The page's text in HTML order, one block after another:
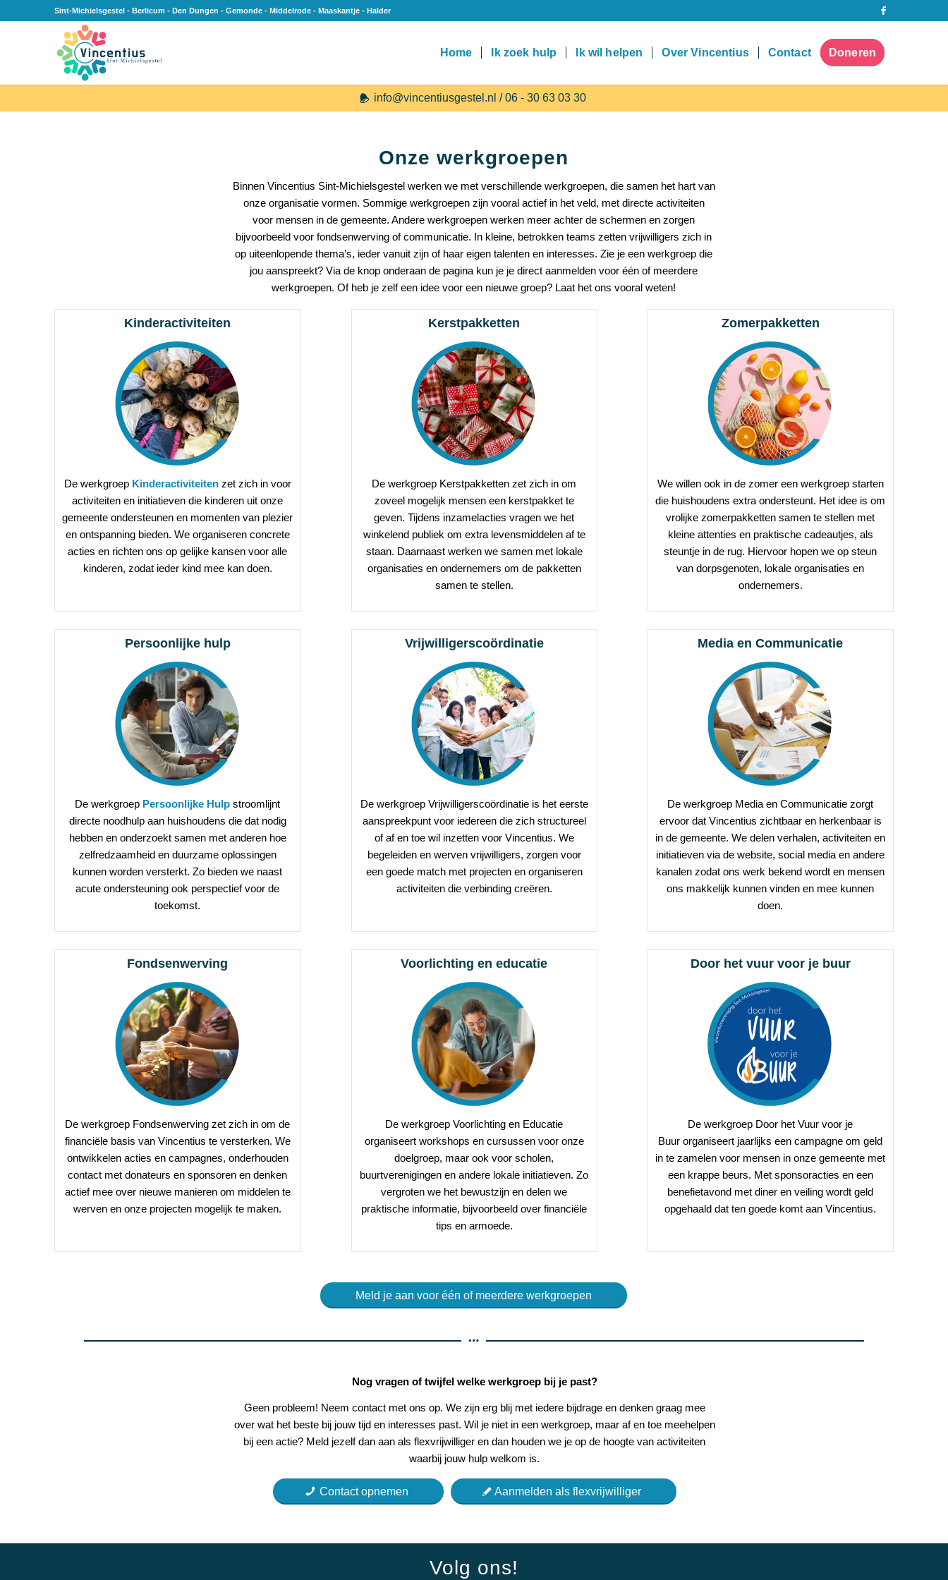
Sint-Michielsgestel - Berlicum - Den Dungen - Gemonde - Middelrode - Maaskantje - Halder
Home Ik zoek hulp Ik wil helpen Over Vincentius Contact Doneren
info@vincentiusgestel.nl / 06 - 30 63 03 30
Onze werkgroepen
Binnen Vincentius Sint-Michielsgestel werken we met verschillende werkgroepen, die samen het hart van
onze organisatie vormen. Sommige werkgroepen zijn vooral actief in het veld, met directe activiteiten
voor mensen in de gemeente. Andere werkgroepen werken meer achter de schermen en zorgen
bijvoorbeeld voor fondsenwerving of communicatie. In kleine, betrokken teams zetten vrijwilligers zich in
op uiteenlopende thema’s, ieder vanuit zijn of haar eigen talenten en interesses. Zie je een werkgroep die
jou aanspreekt? Via de knop onderaan de pagina kun je je direct aanmelden voor één of meerdere
werkgroepen. Of heb je zelf een idee voor een nieuwe groep? Laat het ons vooral weten!
Kinderactiviteiten
De werkgroep Kinderactiviteitenzet zich in voor
activiteiten en initiatieven die kinderen uit onze
gemeente ondersteunen en momenten van plezier
en ontspanning bieden. We organiseren concrete
acties en richten ons op gelijke kansen voor alle
kinderen, zodat ieder kind mee kan doen.
Kerstpakketten
De werkgroep Kerstpakketten zet zich in om
zoveel mogelijk mensen een kerstpakket te
geven. Tijdens inzamelacties vragen we het
winkelend publiek om extra levensmiddelen af te
staan. Daarnaast werken we samen met lokale
organisaties en ondernemers om de pakketten
samen te stellen.
Zomerpakketten
We willen ook in de zomer een werkgroep starten
die huishoudens extra ondersteunt. Het idee is om
vrolijke zomerpakketten samen te stellen met
kleine attenties en praktische cadeautjes, als
steuntje in de rug. Hiervoor hopen we op steun
van dorpsgenoten, lokale organisaties en
ondernemers.
Persoonlijke hulp
De werkgroep Persoonlijke Hulp stroomlijnt
directe noodhulp aan huishoudens die dat nodig
hebben en onderzoekt samen met anderen hoe
zelfredzaamheid en duurzame oplossingen
kunnen worden versterkt. Zo bieden we naast
acute ondersteuning ook perspectief voor de
toekomst.
Vrijwilligerscoördinatie
De werkgroep Vrijwilligerscoördinatie is het eerste
aanspreekpunt voor iedereen die zich structureel
of af en toe wil inzetten voor Vincentius. We
begeleiden en werven vrijwilligers, zorgen voor
een goede match met projecten en organiseren
activiteiten die verbinding creëren.
Media en Communicatie
De werkgroep Media en Communicatie zorgt
ervoor dat Vincentius zichtbaar en herkenbaar is
in de gemeente. We delen verhalen, activiteiten en
initiatieven via de website, social media en andere
kanalen zodat ons werk bekend wordt en mensen
ons makkelijk kunnen vinden en mee kunnen
doen.
Fondsenwerving
De werkgroep Fondsenwerving zet zich in om de
financiële basis van Vincentius te versterken. We
ontwikkelen acties en campagnes, onderhouden
contact met donateurs en sponsoren en denken
actief mee over nieuwe manieren om middelen te
werven en onze projecten mogelijk te maken.
Voorlichting en educatie
De werkgroep Voorlichting en Educatie
organiseert workshops en cursussen voor onze
doelgroep, maar ook voor scholen,
buurtverenigingen en andere lokale initiatieven. Zo
vergroten we het bewustzijn en delen we
praktische informatie, bijvoorbeeld over financiële
tips en armoede.
Door het vuur voor je buur
De werkgroep Door het Vuur voor je
Buur organiseert jaarlijks een campagne om geld
in te zamelen voor mensen in onze gemeente met
een krappe beurs. Met sponsoracties en een
benefietavond met diner en veiling wordt geld
opgehaald dat ten goede komt aan Vincentius.
Meld je aan voor één of meerdere werkgroepen
Nog vragen of twijfel welke werkgroep bij je past?
Geen probleem! Neem contact met ons op. We zijn erg blij met iedere bijdrage en denken graag mee
over wat het beste bij jouw tijd en interesses past. Wil je niet in een werkgroep, maar af en toe meehelpen
bij een actie? Meld jezelf dan aan als flexvrijwilliger en dan houden we je op de hoogte van activiteiten
waarbij jouw hulp welkom is.
Contact opnemen Aanmelden als flexvrijwilliger
Volg ons!